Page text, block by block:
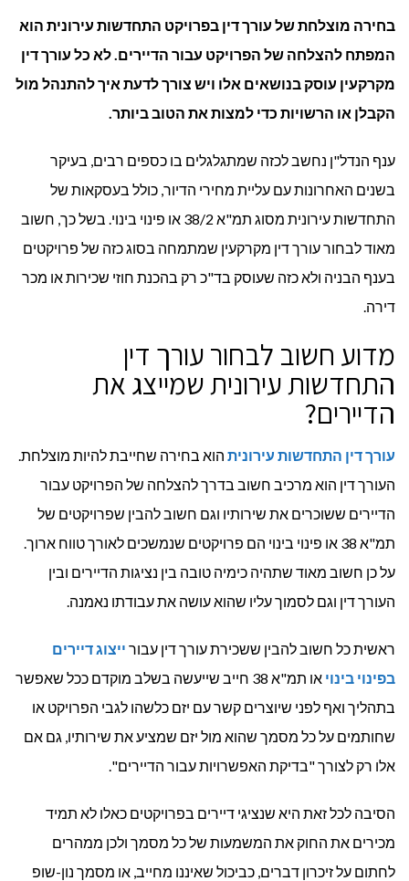
עורך
דין
בחירה מוצלחת של עורך דין בפרויקט התחדשות עירונית הוא
המפתח להצלחה של הפרויקט עבור הדיירים. לא כל עורך דין
מקרקעין עוסק בנושאים אלו ויש צורך לדעת איך להתנהל מול
הקבלן או הרשויות כדי למצות את הטוב ביותר.
ענף הנדל"ן נחשב לכזה שמתגלגלים בו כספים רבים, בעיקר
בשנים האחרונות עם עליית מחירי הדיור, כולל בעסקאות של
התחדשות עירונית מסוג תמ"א 38/2 או פינוי בינוי. בשל כך, חשוב
מאוד לבחור עורך דין מקרקעין שמתמחה בסוג כזה של פרויקטים
בענף הבניה ולא כזה שעוסק בד"כ רק בהכנת חוזי שכירות או מכר
דירה.
מדוע חשוב לבחור עורך דין
התחדשות עירונית שמייצג את
הדיירים?
עורך דין התחדשות עירונית הוא בחירה שחייבת להיות מוצלחת.
העורך דין הוא מרכיב חשוב בדרך להצלחה של הפרויקט עבור
הדיירים ששוכרים את שירותיו וגם חשוב להבין שפרויקטים של
תמ"א 38 או פינוי בינוי הם פרויקטים שנמשכים לאורך טווח ארוך.
על כן חשוב מאוד שתהיה כימיה טובה בין נציגות הדיירים ובין
העורך דין וגם לסמוך עליו שהוא עושה את עבודתו נאמנה.
ראשית כל חשוב להבין ששכירת עורך דין עבור ייצוג דיירים
בפינוי בינוי
או תמ"א 38 חייב שייעשה בשלב מוקדם ככל שאפשר
בתהליך ואף לפני שיוצרים קשר עם יזם כלשהו לגבי הפרויקט או
שחותמים על כל מסמך שהוא מול יזם שמציע את שירותיו, גם אם
אלו רק לצורך "בדיקת האפשרויות עבור הדיירים".
הסיבה לכל זאת היא שנציגי דיירים בפרויקטים כאלו לא תמיד
מכירים את החוק את המשמעות של כל מסמך ולכן ממהרים
לחתום על זיכרון דברים, כביכול שאיננו מחייב, או מסמך נון-שופ